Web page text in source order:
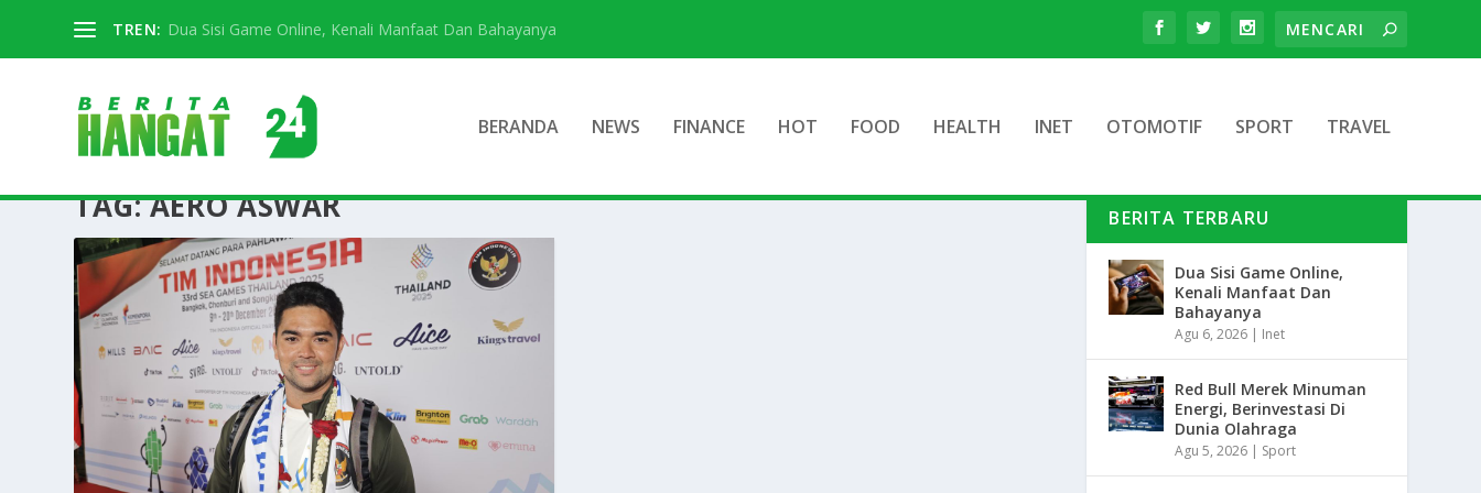
TREN: Dua Sisi Game Online, Kenali Manfaat Dan Bahayanya
BERANDA NEWS FINANCE HOT FOOD HEALTH INET OTOMOTIF SPORT TRAVEL
TAG:AERO ASWAR BERITA TERBARU
Dua Sisi Game Online,
Kenali Manfaat Dan
Bahayanya
Agu 6, 2026 | Inet
Red Bull Merek Minuman
Energi, Berinvestasi Di
Dunia Olahraga
Agu 5, 2026 | Sport